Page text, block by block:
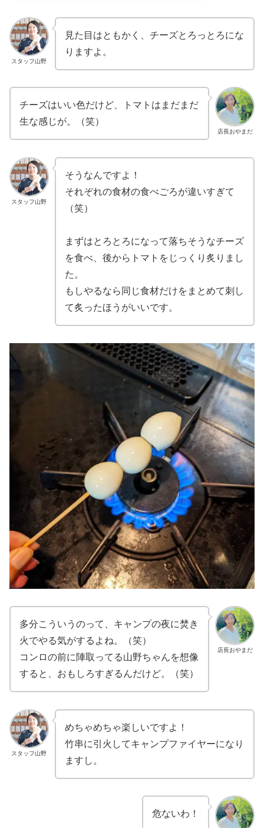
スタッフ山野
見た目はともかく、チーズとろっとろにな
りますよ。
店長おやまだ
チーズはいい色だけど、トマトはまだまだ
生な感じが。（笑）
スタッフ山野
そうなんですよ！
それぞれの食材の食べごろが違いすぎて
（笑）
まずはとろとろになって落ちそうなチーズ
を食べ、後からトマトをじっくり炙りまし
た。
もしやるなら同じ食材だけをまとめて刺し
て炙ったほうがいいです。
店長おやまだ
多分こういうのって、キャンプの夜に焚き
火でやる気がするよね。（笑）
コンロの前に陣取ってる山野ちゃんを想像
すると、おもしろすぎるんだけど。（笑）
スタッフ山野
めちゃめちゃ楽しいですよ！
竹串に引火してキャンプファイヤーになり
ますし。
危ないわ！